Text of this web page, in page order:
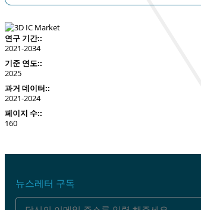
연구 기간::
2021-2034
기준 연도::
2025
과거 데이터::
2021-2024
페이지 수::
160
뉴스레터 구독